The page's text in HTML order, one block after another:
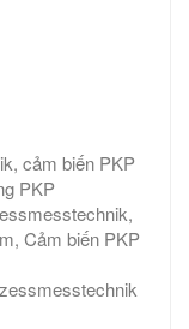
cảm biến PKP
PKP
Cảm biến PKP